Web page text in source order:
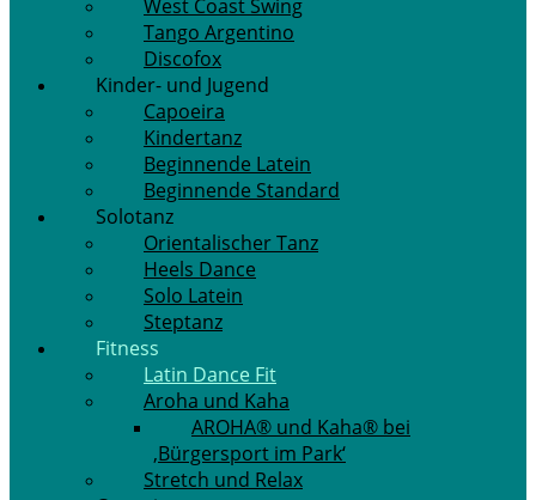
West Coast Swing
Tango Argentino
Discofox
Kinder- und Jugend
Capoeira
Kindertanz
Beginnende Latein
Beginnende Standard
Solotanz
Orientalischer Tanz
Heels Dance
Solo Latein
Steptanz
Fitness
Latin Dance Fit
Aroha und Kaha
AROHA® und Kaha® bei
‚Bürgersport im Park‘
Stretch und Relax